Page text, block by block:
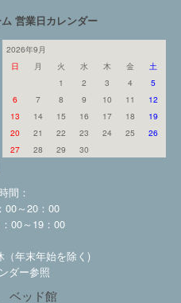
営業日カレンダー
2026年9月
日
月 火 水 木 金
土
1
2 3 4
5
6
7 8 9 10 11
12
13
14 15 16 17 18
19
20
21 22 23 24 25
26
27
28 29 30
間：
～20：00
00～19：00
（年末年始を除く)
ダー参照
ベッド館